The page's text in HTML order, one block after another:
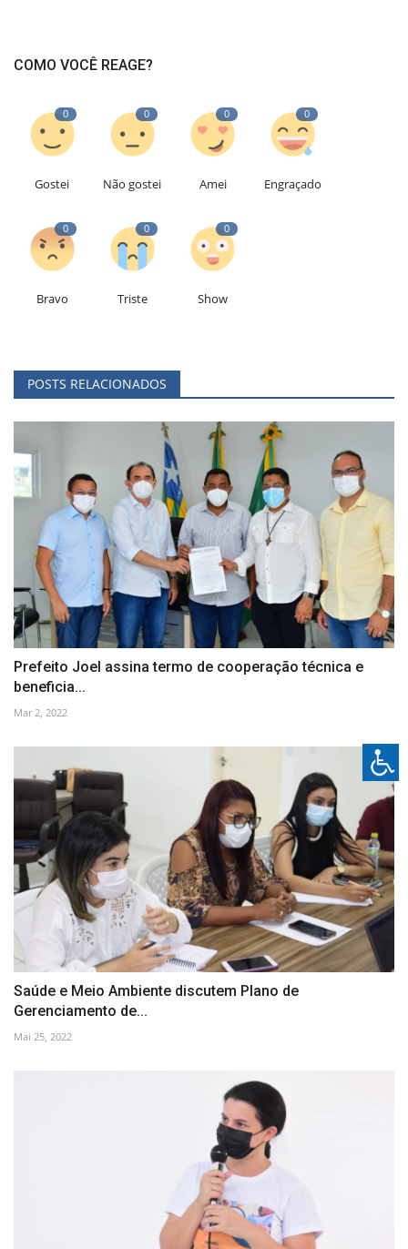
COMO VOCÊ REAGE?
0
Gostei
0
Não gostei
0
Amei
0
Engraçado
0
Bravo
0
Triste
0
Show
POSTS RELACIONADOS
Prefeito Joel assina termo de cooperação técnica e
beneficia...
Mar 2, 2022
Saúde e Meio Ambiente discutem Plano de
Gerenciamento de...
Mai 25, 2022